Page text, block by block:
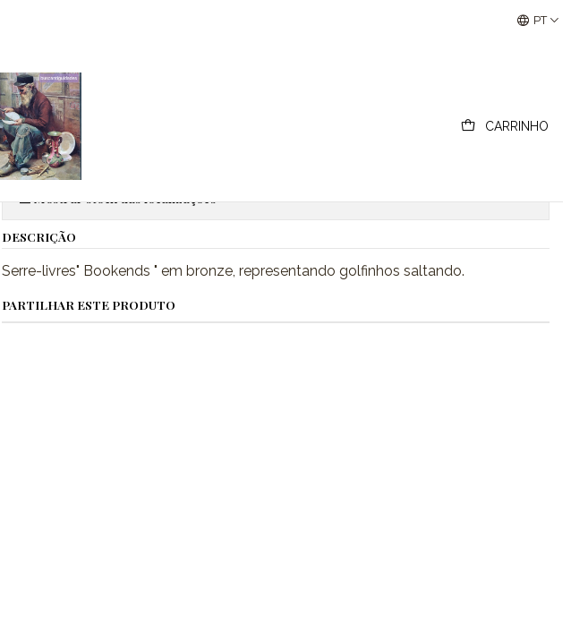
CARRINHO
Buscantiguidades - Leilões Colecionismo e PT
|
Serre-livres " Bookends "
Quantidade
Mostrar stock das localizações
DESCRIÇÃO
Serre-livres" Bookends " em bronze, representando golfinhos saltando.
PARTILHAR ESTE PRODUTO